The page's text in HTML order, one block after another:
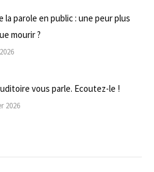
la parole en public : une peur plus
mourir ?
vous parle. Ecoutez-le !
2026